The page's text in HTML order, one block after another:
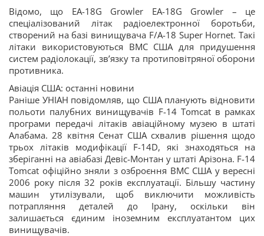
Відомо, що EA-18G Growler EA-18G Growler – це
спеціалізований літак радіоелектронної боротьби,
створений на базі винищувача F/A-18 Super Hornet. Такі
літаки використовуються ВМС США для придушення
систем радіолокації, зв’язку та протиповітряної оборони
противника.
Авіація США: останні новини
Раніше УНІАН повідомляв, що США планують відновити
польоти палубних винищувачів F-14 Tomcat в рамках
програми передачі літаків авіаційному музею в штаті
Алабама. 28 квітня Сенат США схвалив рішення щодо
трьох літаків модифікації F-14D, які знаходяться на
зберіганні на авіабазі Девіс-Монтан у штаті Арізона. F-14
Tomcat офіційно зняли з озброєння ВМС США у вересні
2006 року після 32 років експлуатації. Більшу частину
машин утилізували, щоб виключити можливість
потрапляння деталей до Ірану, оскільки він
залишається єдиним іноземним експлуатантом цих
винищувачів.